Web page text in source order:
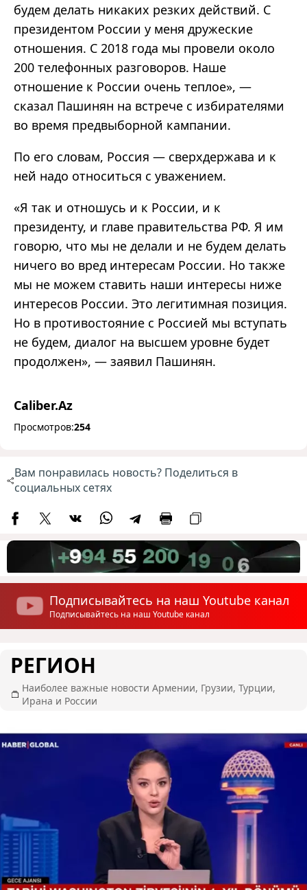
будем делать никаких резких действий. С
президентом России у меня дружеские
отношения. С 2018 года мы провели около
200 телефонных разговоров. Наше
отношение к России очень теплое», —
сказал Пашинян на встрече с избирателями
во время предвыборной кампании.
По его словам, Россия — сверхдержава и к
ней надо относиться с уважением.
«Я так и отношусь и к России, и к
президенту, и главе правительства РФ. Я им
говорю, что мы не делали и не будем делать
ничего во вред интересам России. Но также
мы не можем ставить наши интересы ниже
интересов России. Это легитимная позиция.
Но в противостояние с Россией мы вступать
не будем, диалог на высшем уровне будет
продолжен», — заявил Пашинян.
Caliber.Az
Просмотров:254
Вам понравилась новость? Поделиться в
социальных сетях
Подписывайтесь на наш Youtube канал
Подписывайтесь на наш Youtube канал
РЕГИОН
Наиболее важные новости Армении, Грузии, Турции,
Ирана и России